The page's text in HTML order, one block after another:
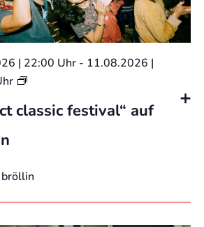
classic festival“ auf
| 22:00 Uhr- 11.08.2026 |
„detect